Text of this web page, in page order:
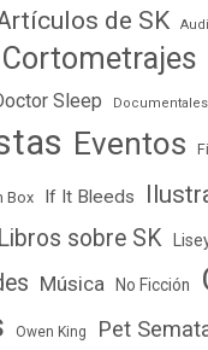
de SK
Cortometrajes
Sleep Documentales
Eventos
Box If It Bleeds
Libros sobre SK
Música No Ficción
Owen King Pet